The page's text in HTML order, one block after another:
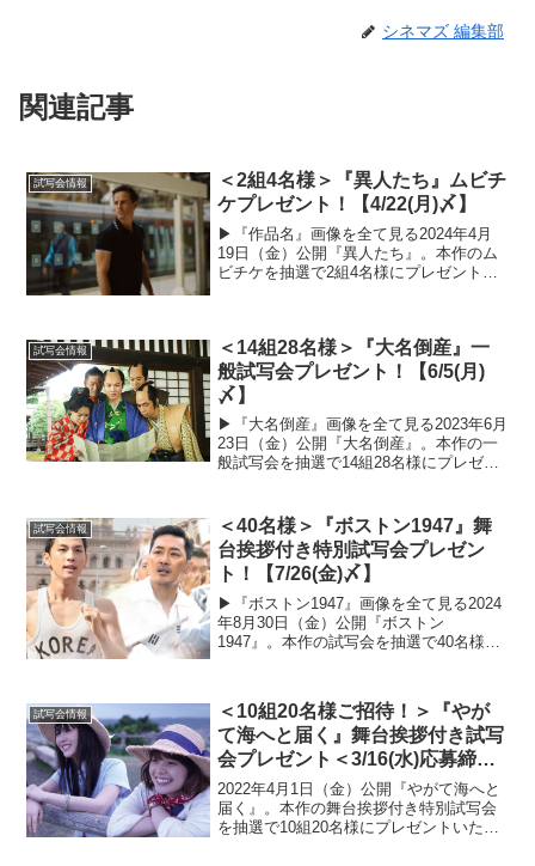
シネマズ 編集部
関連記事
試写会情報
＜2組4名様＞『異人たち』ムビチ
ケプレゼント！【4/22(月)〆】
▶︎『作品名』画像を全て見る2024年4月
19日（金）公開『異人たち』。本作のム
ビチケを抽選で2組4名様にプレゼントい
ト数2組4名様...
試写会情報
＜14組28名様＞『大名倒産』一
般試写会プレゼント！【6/5(月)
〆】
▶︎『大名倒産』画像を全て見る2023年6月
23日（金）公開『大名倒産』。本作の一
般試写会を抽選で14組28名様にプレゼン
さい。一般試写会の概要■開催日程6月15
日（木...
試写会情報
＜40名様＞『ボストン1947』舞
台挨拶付き特別試写会プレゼン
ト！【7/26(金)〆】
▶︎『ボストン1947』画像を全て見る2024
年8月30日（金）公開『ボストン
1947』。本作の試写会を抽選で40名様に
応募ください。舞台挨拶付き特別試写会
の概要■開催...
試写会情報
＜10組20名様ご招待！＞『やが
て海へと届く』舞台挨拶付き試写
会プレゼント＜3/16(水)応募締
切！＞
2022年4月1日（金）公開『やがて海へと
届く』。本作の舞台挨拶付き特別試写会
を抽選で10組20名様にプレゼントいたし